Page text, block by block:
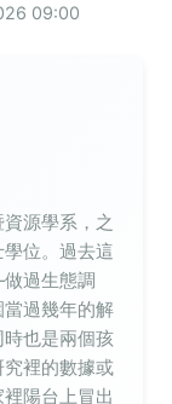
09:00
源學系，之
位。過去這
過生態調
過幾年的解
也是兩個孩
裡的數據或
陽台上冒出